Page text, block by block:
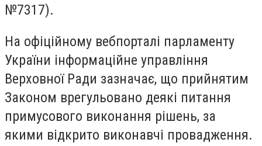
№7317).
На офіційному вебпорталі парламенту
України інформаційне управління
Верховної Ради зазначає, що прийнятим
Законом врегульовано деякі питання
примусового виконання рішень, за
якими відкрито виконавчі провадження.